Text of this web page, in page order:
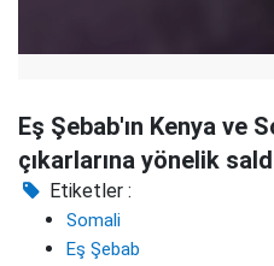
Eş Şebab'ın Kenya ve
çıkarlarına yönelik
Etiketler :
Somali
Eş Şebab